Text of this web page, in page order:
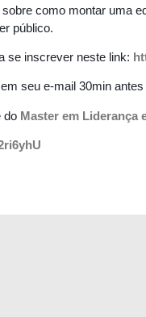
como montar uma
público.
se inscrever neste link:
seu e-mail 30min antes
do Master em Liderança